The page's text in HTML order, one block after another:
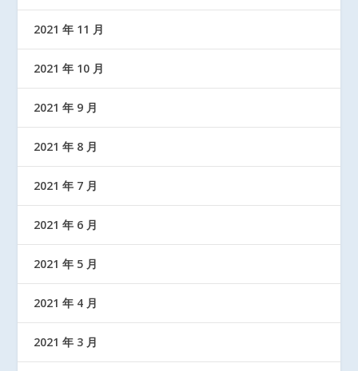
2021 年 11 月
2021 年 10 月
2021 年 9 月
2021 年 8 月
2021 年 7 月
2021 年 6 月
2021 年 5 月
2021 年 4 月
2021 年 3 月